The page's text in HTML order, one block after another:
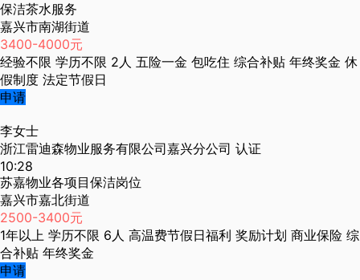
保洁茶水服务
嘉兴市南湖街道
3400-4000元
经验不限 学历不限 2人 五险一金 包吃住 综合补贴 年终奖金 休
假制度 法定节假日
申请
李女士
浙江雷迪森物业服务有限公司嘉兴分公司 认证
10:28
苏嘉物业各项目保洁岗位
嘉兴市嘉北街道
2500-3400元
1年以上 学历不限 6人 高温费节假日福利 奖励计划 商业保险 综
合补贴 年终奖金
申请